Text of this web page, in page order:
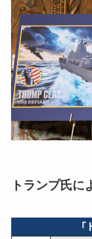
トランプ氏に